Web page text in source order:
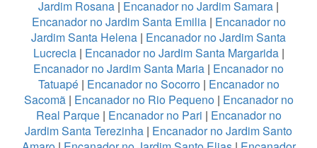
Jardim Rosana | Encanador no Jardim Samara |
Encanador no Jardim Santa Emilia| Encanador no
Jardim Santa Helena | Encanador no Jardim Santa
Lucrecia| Encanador no Jardim Santa Margarida|
Encanador no Jardim Santa Maria | Encanador no
Tatuapé| Encanador no Socorro| Encanador no
Sacomã| Encanador no Rio Pequeno| Encanador no
Real Parque| Encanador no Pari | Encanador no
Jardim Santa Terezinha | Encanador no Jardim Santo